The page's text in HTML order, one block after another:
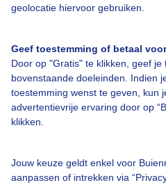
geolocatie hiervoor gebruiken.
Geef toestemming of betaal
Door op "Gratis" te klikken, geef
bovenstaande doeleinden. Indien
toestemming wenst te geven, kun
advertentievrije ervaring door op
klikken.
Jouw keuze geldt enkel voor
aanpassen of intrekken via
Bedrijfsgegevens
Veelgestelde vragen
Contact
Gebruikersvoorwaarden